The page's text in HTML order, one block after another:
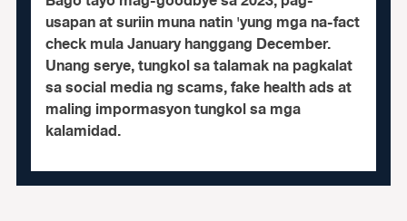
usapan at suriin muna natin 'yung mga na-fact
check mula January hanggang December.
Unang serye, tungkol sa talamak na pagkalat
sa social media ng scams, fake health ads at
maling impormasyon tungkol sa mga
kalamidad.